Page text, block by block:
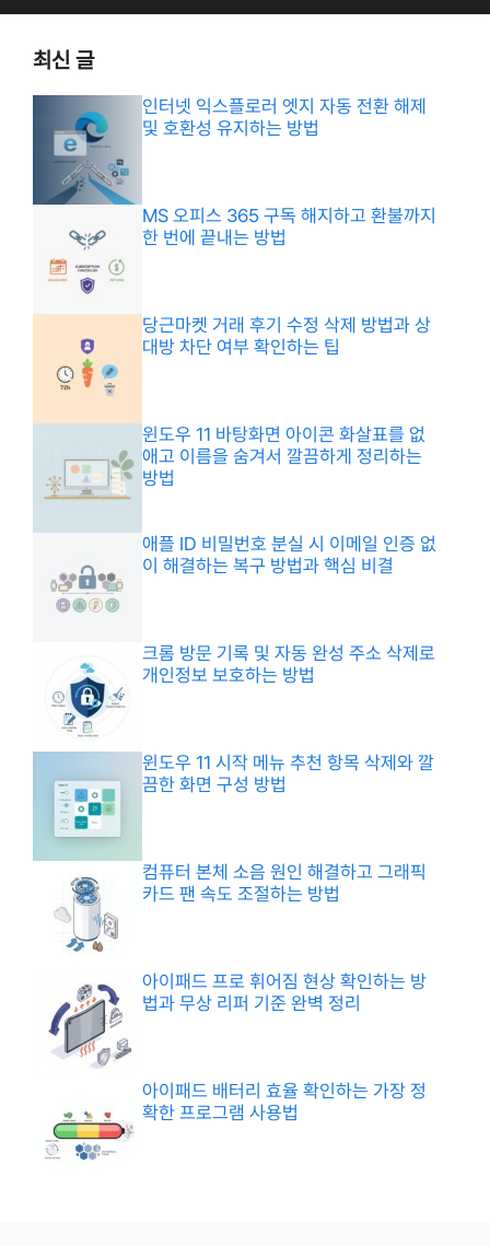
최신 글
인터넷 익스플로러 엣지 자동 전환 해제
및 호환성 유지하는 방법
MS 오피스 365 구독 해지하고 환불까지
한 번에 끝내는 방법
당근마켓 거래 후기 수정 삭제 방법과 상
대방 차단 여부 확인하는 팁
윈도우 11 바탕화면 아이콘 화살표를 없
애고 이름을 숨겨서 깔끔하게 정리하는
방법
애플 ID 비밀번호 분실 시 이메일 인증 없
이 해결하는 복구 방법과 핵심 비결
크롬 방문 기록 및 자동 완성 주소 삭제로
개인정보 보호하는 방법
윈도우 11 시작 메뉴 추천 항목 삭제와 깔
끔한 화면 구성 방법
컴퓨터 본체 소음 원인 해결하고 그래픽
카드 팬 속도 조절하는 방법
아이패드 프로 휘어짐 현상 확인하는 방
법과 무상 리퍼 기준 완벽 정리
아이패드 배터리 효율 확인하는 가장 정
확한 프로그램 사용법